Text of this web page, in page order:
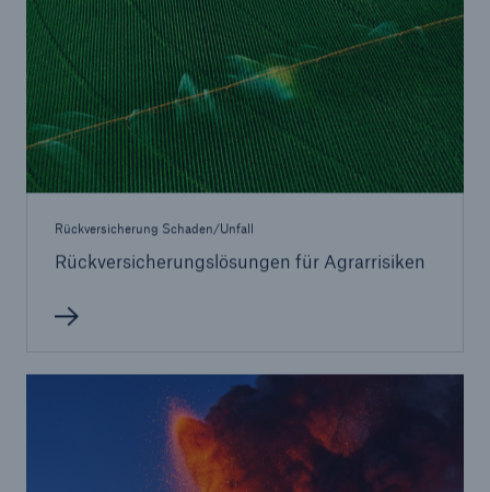
Rückversicherung Schaden/Unfall
Rückversicherungslösungen für Agrarrisiken